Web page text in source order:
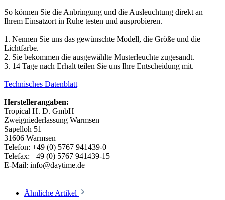
So können Sie die Anbringung und die Ausleuchtung direkt an
Ihrem Einsatzort in Ruhe testen und ausprobieren.
1. Nennen Sie uns das gewünschte Modell, die Größe und die
Lichtfarbe.
2. Sie bekommen die ausgewählte Musterleuchte zugesandt.
3. 14 Tage nach Erhalt teilen Sie uns Ihre Entscheidung mit.
Technisches Datenblatt
Herstellerangaben:
Tropical H. D. GmbH
Zweigniederlassung Warmsen
Sapelloh 51
31606 Warmsen
Telefon: +49 (0) 5767 941439-0
Telefax: +49 (0) 5767 941439-15
E-Mail: info@daytime.de
Ähnliche Artikel